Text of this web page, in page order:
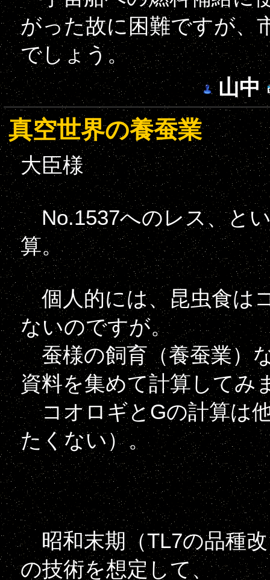
がった故に困難ですが、
でしょう。
山中
真空世界の養蚕業
大臣様
No.1537へのレス、とい
算。
個人的には、昆虫食は
ないのですが。
蚕様の飼育（養蚕業）
資料を集めて計算してみ
コオロギとGの計算は
たくない）。
昭和末期（TL7の品種改
の技術を想定して、